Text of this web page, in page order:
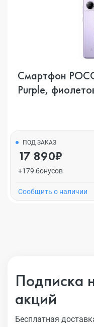
Смартфон
Purple,
ПОД ЗАКАЗ
17 890₽
+179 бонусов
Cообщить о наличии
Подписка
акций
Бесплатная